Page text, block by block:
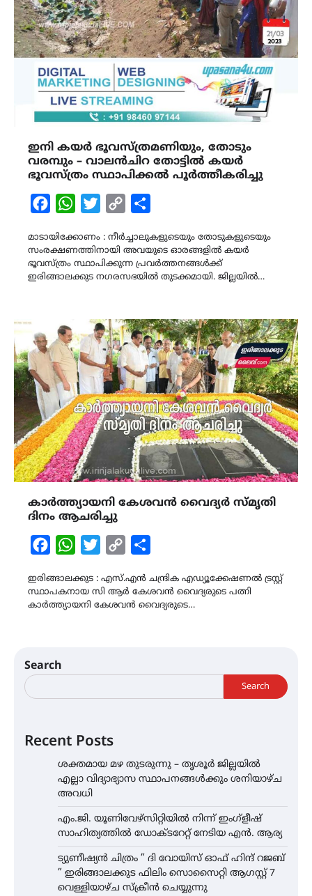
ഇനി കയർ ഭൂവസ്ത്രമണിയും, തോടും
വരമ്പും – വാലൻചിറ തോട്ടിൽ കയർ
ഭൂവസ്ത്രം സ്ഥാപിക്കൽ പൂർത്തീകരിച്ചു
FacebookWhatsAppTwitterCopy
മാടായിക്കോണം : നീർച്ചാലുകളുടെയും തോടുകളുടെയും
സംരക്ഷണത്തിനായി അവയുടെ ഓരങ്ങളിൽ കയർ
ഭൂവസ്ത്രം സ്ഥാപിക്കുന്ന പ്രവർത്തനങ്ങൾക്ക്
ഇരിങ്ങാലക്കുട നഗരസഭയിൽ തുടക്കമായി. ജില്ലയിൽ…
കാർത്ത്യായനി കേശവൻ വൈദ്യർ സ്മൃതി
ദിനം ആചരിച്ചു
FacebookWhatsAppTwitterCopy
ഇരിങ്ങാലക്കുട : എസ്.എൻ ചന്ദ്രിക എഡ്യൂക്കേഷണൽ ട്രസ്റ്റ്
സ്ഥാപകനായ സി ആർ കേശവൻ വൈദ്യരുടെ പത്നി
കാർത്ത്യായനി കേശവൻ വൈദ്യരുടെ…
Search
Search
Recent Posts
ശക്തമായ മഴ തുടരുന്നു – തൃശൂർ ജില്ലയിൽ
എല്ലാ വിദ്യാഭ്യാസ സ്ഥാപനങ്ങൾക്കും ശനിയാഴ്ച
അവധി
എം.ജി. യൂണിവേഴ്‌സിറ്റിയിൽ നിന്ന് ഇംഗ്ളീഷ്
സാഹിത്യത്തിൽ ഡോക്ടറേറ്റ് നേടിയ എൻ. ആര്യ
ട്യുണീഷ്യൻ ചിത്രം ” ദി വോയിസ് ഓഫ് ഹിന്ദ് റജബ്
” ഇരിങ്ങാലക്കുട ഫിലിം സൊസൈറ്റി ആഗസ്റ്റ് 7
വെള്ളിയാഴ്ച സ്‌ക്രീൻ ചെയ്യുന്നു